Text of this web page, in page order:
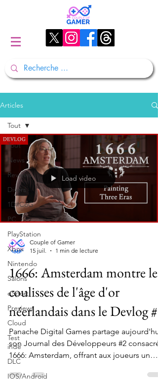
Articles
Tout
News
Reviews
Divers
1D#CoG
PC
PlayStation
Xbox
Nintendo
Salons
eSport
Previews
Cloud
Test
indé
DLC
IOS/Android
Tout
Load video
Couple of Gamer
15 juil.
1 min de lecture
1666: Amsterdam montre les
coulisses de l'âge d'or
néerlandais dans le Devlog #2
Panache Digital Games partage aujourd'hui
son Journal des Développeurs #2 consacré
1666: Amsterdam, offrant aux joueurs un
aperçu des coulisses de la vision artistique
qui se cache derrière le prochain jeu